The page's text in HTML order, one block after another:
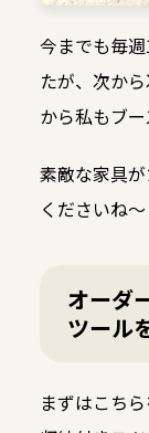
今までも毎
たが、次か
から私もブ
素敵な家具
くださいね
オーダ
ツール
まずはこち